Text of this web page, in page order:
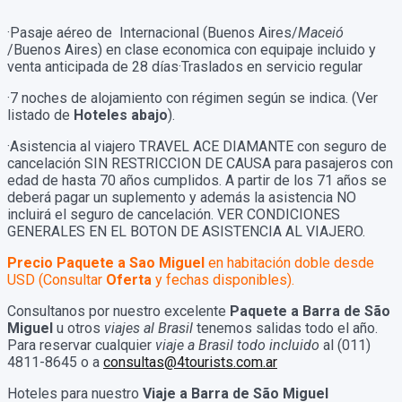
·Pasaje aéreo de Internacional (Buenos Aires/Maceió
/Buenos Aires) en clase economica con equipaje incluido y
venta anticipada de 28 días·Traslados en servicio regular
·7 noches de alojamiento con régimen según se indica. (Ver
listado de Hoteles abajo).
·Asistencia al viajero TRAVEL ACE DIAMANTE con seguro de
cancelación SIN RESTRICCION DE CAUSA para pasajeros con
edad de hasta 70 años cumplidos. A partir de los 71 años se
deberá pagar un suplemento y además la asistencia NO
incluirá el seguro de cancelación. VER CONDICIONES
GENERALES EN EL BOTON DE ASISTENCIA AL VIAJERO.
Precio Paquete a Sao Miguel en habitación doble desde
USD (Consultar Oferta y fechas disponibles).
Consultanos por nuestro excelente Paquete a Barra de São
Miguel u otros viajes al Brasil tenemos salidas todo el año.
Para reservar cualquier viaje a Brasil todo incluido al (011)
4811-8645 o a consultas@4tourists.com.ar
Hoteles para nuestro Viaje a Barra de São Miguel